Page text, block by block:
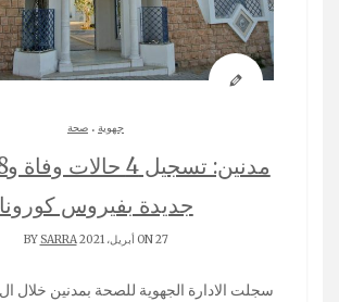
جهوية . صحة
جديدة بفيروس كورونا
ON 27 أبريل، 2021 BY SARRA
سجلت الادارة الجهوية للصحة بمدنين خلال ال24 ساعة